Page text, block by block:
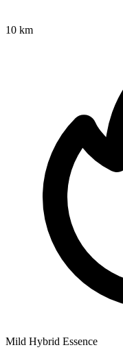
10 km
Mild Hybrid Essence